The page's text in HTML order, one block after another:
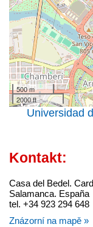
500 m
2000 ft
Universidad
Kontakt:
Casa del Bedel.
Salamanca. España
tel. +34 923 294 648
Znázorní na mapě »